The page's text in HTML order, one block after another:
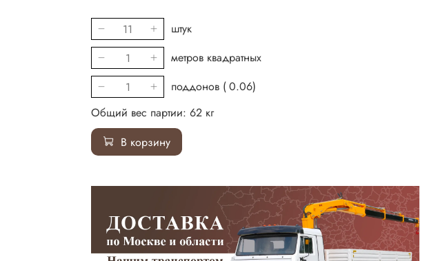
штук
метров квадратных
поддонов (0.06)
Общий вес партии:62 кг
В корзину